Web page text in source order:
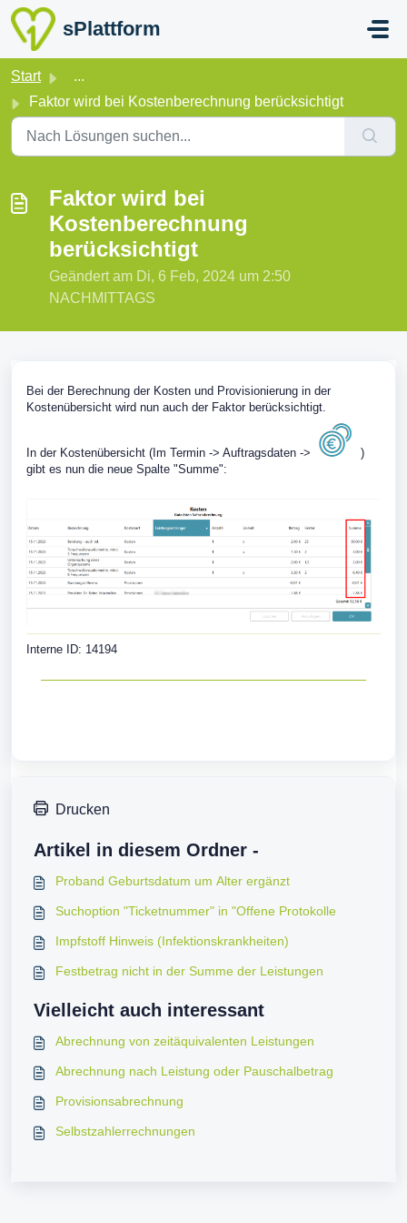
Zum hauptsächlichen Inhalt gehen
sPlattform
Start
...
Faktor wird bei Kostenberechnung berücksichtigt
Faktor wird bei
Kostenberechnung
berücksichtigt
Geändert am Di, 6 Feb, 2024 um 2:50
NACHMITTAGS
Bei der Berechnung der Kosten und Provisionierung in der
Kostenübersicht wird nun auch der Faktor berücksichtigt.
In der Kostenübersicht (Im Termin -> Auftragsdaten ->
)
gibt es nun die neue Spalte "Summe":
Interne ID: 14194
Drucken
Artikel in diesem Ordner -
Proband Geburtsdatum um Alter ergänzt
Suchoption "Ticketnummer" in "Offene Protokolle
Impfstoff Hinweis (Infektionskrankheiten)
Festbetrag nicht in der Summe der Leistungen
Vielleicht auch interessant
Abrechnung von zeitäquivalenten Leistungen
Abrechnung nach Leistung oder Pauschalbetrag
Provisionsabrechnung
Selbstzahlerrechnungen